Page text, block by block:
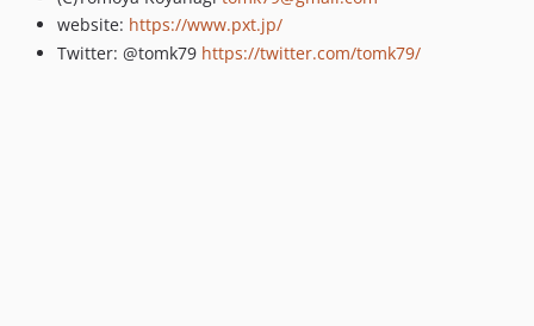
website: https://www.pxt.jp/
Twitter: @tomk79 https://twitter.com/tomk79/